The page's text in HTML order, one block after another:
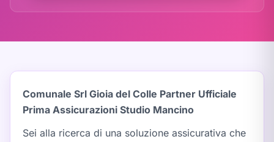
Comunale Srl Gioia del Colle Partner Ufficiale
Prima Assicurazioni Studio Mancino
Sei alla ricerca di una soluzione assicurativa che